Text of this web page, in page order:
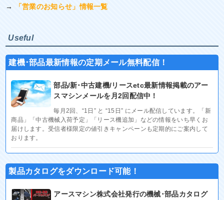
→ 「営業のお知らせ」情報一覧
Useful
建機･部品最新情報の定期メール無料配信！
部品/新･中古建機/リースetc最新情報掲載のアー
スマシンメールを月2回配信中！
毎月2回、“1日” と “15日” にメール配信しています。「新
商品」「中古機械入荷予定」「リース機追加」などの情報をいち早くお
届けします。受信者様限定の値引きキャンペーンも定期的にご案内して
おります。
製品カタログをダウンロード可能！
アースマシン株式会社発行の機械･部品カタログ